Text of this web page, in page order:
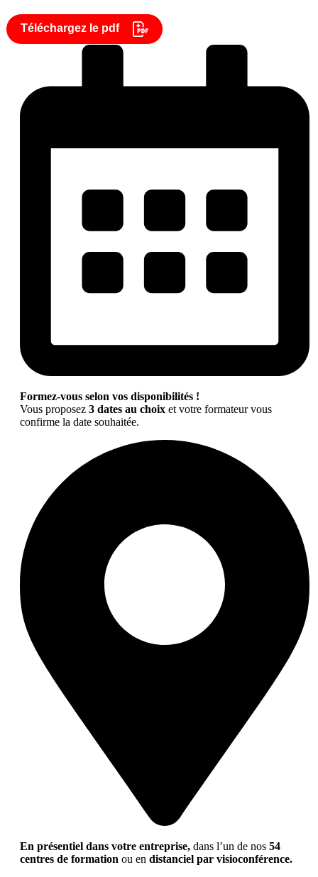
Téléchargez le pdf
Formez-vous selon vos disponibilités !
Vous proposez 3 dates au choix et votre formateur vous
confirme la date souhaitée.
En présentiel dans votre entreprise, dans l’un de nos 54
centres de formation ou en distanciel par visioconférence.